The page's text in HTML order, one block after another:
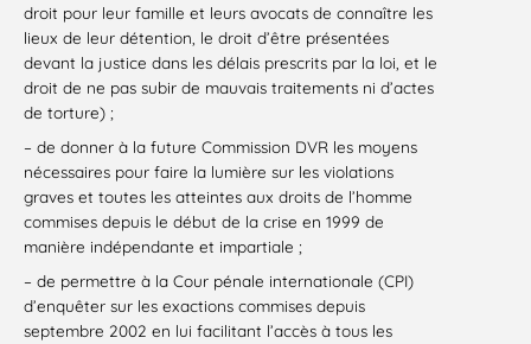
droit pour leur famille et leurs avocats de connaître les
lieux de leur détention, le droit d’être présentées
devant la justice dans les délais prescrits par la loi, et le
droit de ne pas subir de mauvais traitements ni d’actes
de torture) ;
– de donner à la future Commission DVR les moyens
nécessaires pour faire la lumière sur les violations
graves et toutes les atteintes aux droits de l’homme
commises depuis le début de la crise en 1999 de
manière indépendante et impartiale ;
– de permettre à la Cour pénale internationale (CPI)
d’enquêter sur les exactions commises depuis
septembre 2002 en lui facilitant l’accès à tous les